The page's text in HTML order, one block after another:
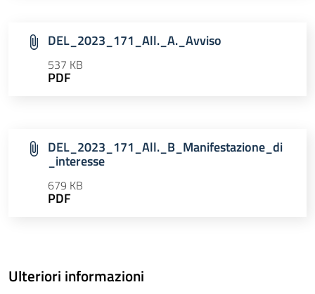
DEL_2023_171_All._A._Avviso
537 KB
PDF
DEL_2023_171_All._B_Manifestazione_di
_interesse
679 KB
PDF
Ulteriori informazioni